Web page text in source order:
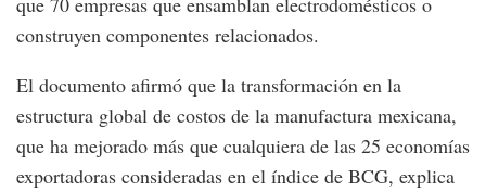
construyen componentes relacionados.
El documento afirmó que la transformación en la
estructura global de costos de la manufactura mexicana,
que ha mejorado más que cualquiera de las 25 economías
exportadoras consideradas en el índice de BCG, explica